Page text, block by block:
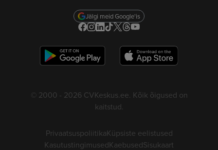
Jälgi meid Google'is
© 2000 - 2026 CVKeskus.ee. Kõik õigused on
kaitstud.
PrivaatsuspoliitikaKüpsiste eelistused
KasutustingimusedKaebusedSisukaart